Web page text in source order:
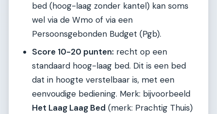
bed (hoog-laag zonder kantel) kan soms
wel via de Wmo of via een
Persoonsgebonden Budget (Pgb).
Score 10-20 punten: recht op een
standaard hoog-laag bed. Dit is een bed
dat in hoogte verstelbaar is, met een
eenvoudige bediening. Merk: bijvoorbeeld
Het Laag Laag Bed (merk: Prachtig Thuis)